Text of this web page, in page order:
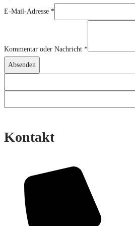
E-Mail-Adresse *
E-
Mail-
Kommentar oder Nachricht *
Absenden
Kontakt